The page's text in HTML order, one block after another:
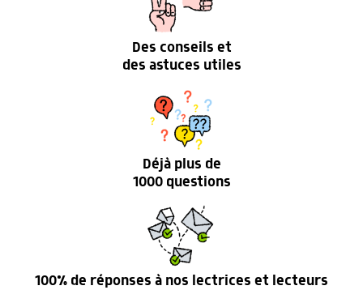
Des conseils et
des astuces utiles
Déjà plus de
1000 questions
100% de réponses à nos lectrices et lecteurs